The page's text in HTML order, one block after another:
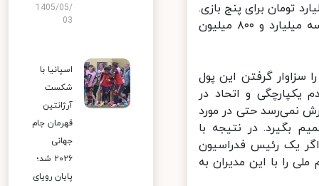
است) به دلار امروز می‌شود چیزی حدود ۳۸‌ میلیارد تومان برای پنج بازی.
یعنی هر کدام از این دو عزیز برای هر بازی حضور روی نیمکت تیم ملی سه‌ میلیارد و ۸۰۰‌ میلیون
گرفتن این پول
و اتحاد در
نمی‌رسد حتی در مورد
بگیرد. در نتیجه با
یک رئیس فدراسیون
را با این مدیران به
1405/05/
03
اسپانیا با
شکست
آرژانتین
قهرمان جام
جهانی
۲۰۲۶ شد؛
پایان رویای